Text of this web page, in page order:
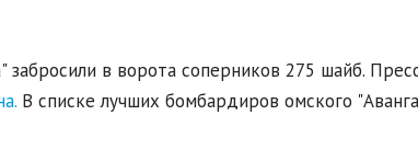
забросили в ворота соперников 275 шайб.
В списке лучших бомбардиров омского